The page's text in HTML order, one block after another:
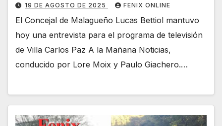
19 DE AGOSTO DE 2025 FENIX ONLINE
El Concejal de Malagueño Lucas Bettiol mantuvo
hoy una entrevista para el programa de televisión
de Villa Carlos Paz A la Mañana Noticias,
conducido por Lore Moix y Paulo Giachero.…